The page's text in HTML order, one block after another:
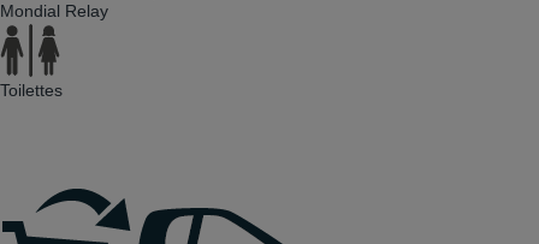
Mondial Relay
Toilettes